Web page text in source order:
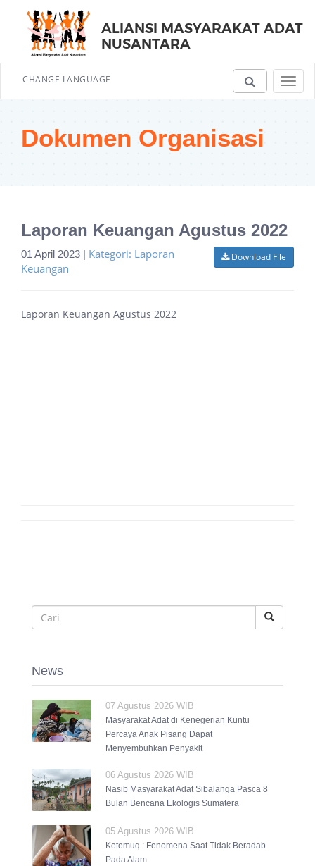
ALIANSI MASYARAKAT ADAT
NUSANTARA
CHANGE LANGUAGE
Dokumen Organisasi
Laporan Keuangan Agustus 2022
Download File
01 April 2023 | Kategori: Laporan
Keuangan
Laporan Keuangan Agustus 2022
News
07 Agustus 2026 WIB
Masyarakat Adat di Kenegerian Kuntu
Percaya Anak Pisang Dapat
Menyembuhkan Penyakit
06 Agustus 2026 WIB
Nasib Masyarakat Adat Sibalanga Pasca 8
Bulan Bencana Ekologis Sumatera
05 Agustus 2026 WIB
Ketemuq : Fenomena Saat Tidak Beradab
Pada Alam